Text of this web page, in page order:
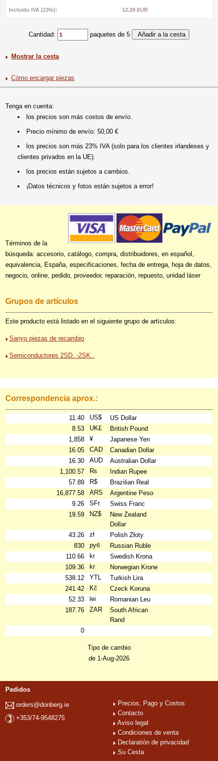
Incluido IVA (23%): 12.29 EUR
Cantidad: paquetes de 5
Mostrar la cesta
Cómo encargar piezas
Tenga en cuenta:
los precios son más costos de envío.
Precio mínimo de envío: 50,00 €
los precios son más 23% IVA (solo para los clientes irlandeses y
clientes privados en la UE).
los precios están sujetos a cambios.
¡Datos técnicos y fotos están sujetos a error!
Términos de la
búsqueda: accesorio, catálogo, compra, distribuidores, en español,
equivalencia, España, especificaciones, fecha de entrega, hoja de datos,
negocio, online, pedido, proveedor, reparación, repuesto, unidad láser
Grupos de artículos
Este producto está listado en el siguiente grupo de artículos:
Sanyo piezas de recambio
Semiconductores 2SD..-2SK..
Correspondencia aprox.:
11.40 US$
US Dollar
8.53
UK£
British Pound
1,858
¥
Japanese Yen
16.05
CAD
Canadian Dollar
16.30
AUD
Australian Dollar
1,100.57
₨
Indian Rupee
57.89
R$
Brazilian Real
16,877.58
ARS
Argentine Peso
9.26
SFr.
Swiss Franc
19.59
NZ$
New Zealand
Dollar
43.26
zł
Polish Złoty
830
руб
Russian Ruble
110.66
kr
Swedish Krona
109.36
kr
Norwegian Krone
538.12
YTL
Turkish Lira
241.42
Kč
Czeck Koruna
52.33
lei
Romanian Leu
187.76
ZAR
South African
Rand
0
Tipo de cambio
de 1-Aug-2026
Pedidos
orders@donberg.ie
+353/74-9548275
Precios, Pago y Costos
Contacto
Aviso legal
Condiciones de venta
Declaratión de privacidad
Su Cesta